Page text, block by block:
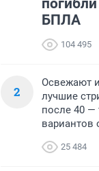
БПЛА
104 495
2
Освежают
лучшие
после 40 —
вариантов
25 484